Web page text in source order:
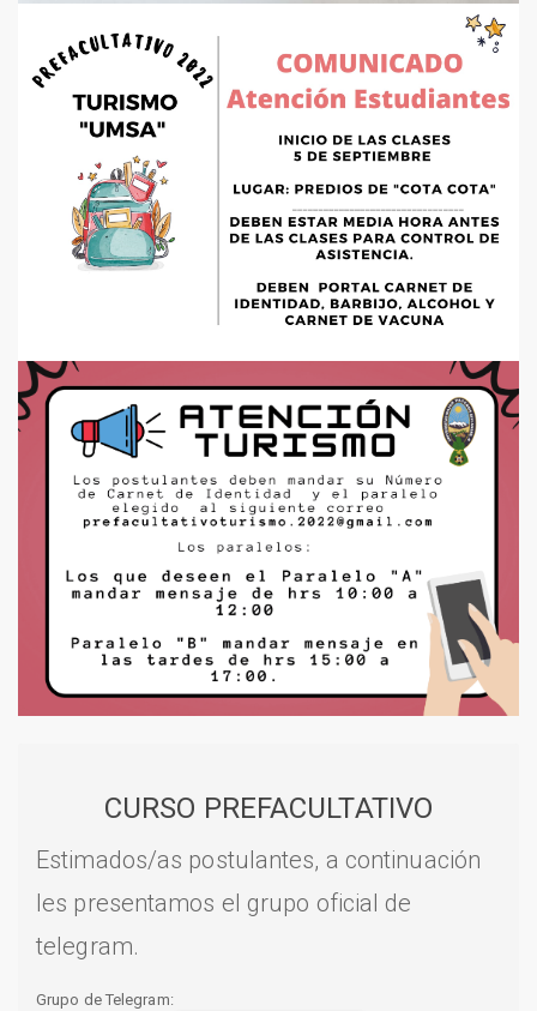
CURSO PREFACULTATIVO
Estimados/as postulantes, a continuación
les presentamos el grupo oficial de
telegram.
Grupo de Telegram: